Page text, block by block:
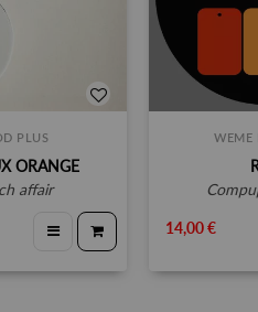
PLUS
ORANGE
affair
WEME
14,00 €